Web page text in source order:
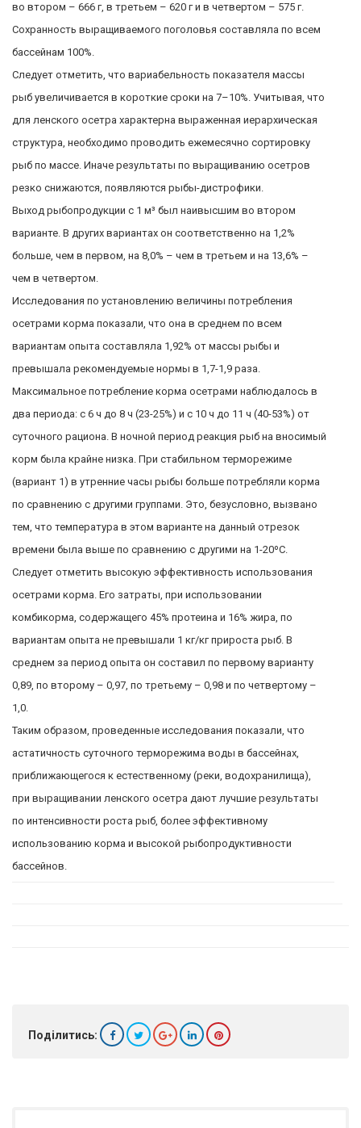
во втором – 666 г, в третьем – 620 г и в четвертом – 575 г.
Сохранность выращиваемого поголовья составляла по всем
бассейнам 100%.
Следует отметить, что вариабельность показателя массы
рыб увеличивается в короткие сроки на 7–10%. Учитывая, что
для ленского осетра характерна выраженная иерархическая
структура, необходимо проводить ежемесячно сортировку
рыб по массе. Иначе результаты по выращиванию осетров
резко снижаются, появляются рыбы-дистрофики.
Выход рыбопродукции с 1 м³ был наивысшим во втором
варианте. В других вариантах он соответственно на 1,2%
больше, чем в первом, на 8,0% – чем в третьем и на 13,6% –
чем в четвертом.
Исследования по установлению величины потребления
осетрами корма показали, что она в среднем по всем
вариантам опыта составляла 1,92% от массы рыбы и
превышала рекомендуемые нормы в 1,7-1,9 раза.
Максимальное потребление корма осетрами наблюдалось в
два периода: с 6 ч до 8 ч (23-25%) и с 10 ч до 11 ч (40-53%) от
суточного рациона. В ночной период реакция рыб на вносимый
корм была крайне низка. При стабильном терморежиме
(вариант 1) в утренние часы рыбы больше потребляли корма
по сравнению с другими группами. Это, безусловно, вызвано
тем, что температура в этом варианте на данный отрезок
времени была выше по сравнению с другими на 1-20ºС.
Следует отметить высокую эффективность использования
осетрами корма. Его затраты, при использовании
комбикорма, содержащего 45% протеина и 16% жира, по
вариантам опыта не превышали 1 кг/кг прироста рыб. В
среднем за период опыта он составил по первому варианту
0,89, по второму – 0,97, по третьему – 0,98 и по четвертому –
1,0.
Таким образом, проведенные исследования показали, что
астатичность суточного терморежима воды в бассейнах,
приближающегося к естественному (реки, водохранилища),
при выращивании ленского осетра дают лучшие результаты
по интенсивности роста рыб, более эффективному
использованию корма и высокой рыбопродуктивности
бассейнов.
Поділитись: